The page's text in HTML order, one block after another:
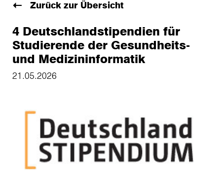
Zurück zur Übersicht
4 Deutschlandstipendien für
Studierende der Gesundheits-
und Medizininformatik
21.05.2026